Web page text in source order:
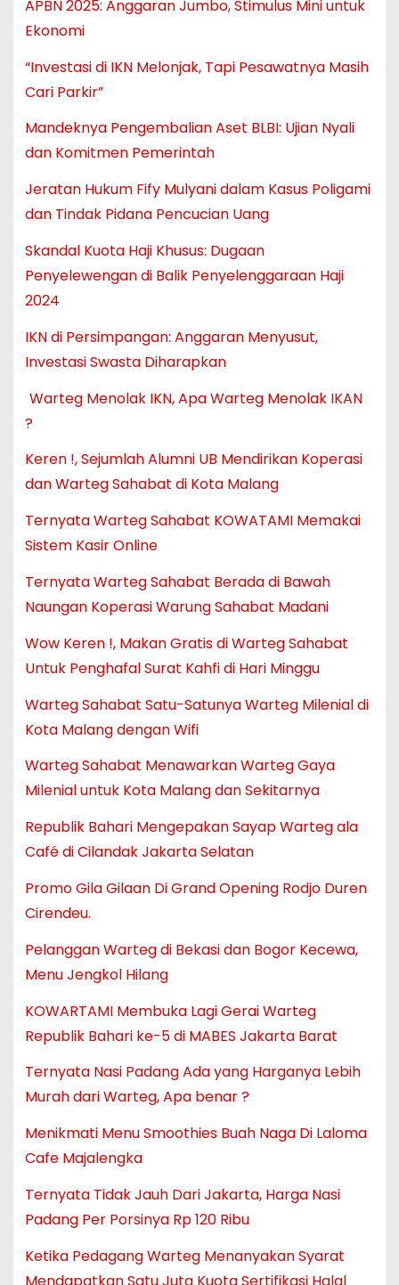
APBN 2025: Anggaran Jumbo, Stimulus Mini untuk
Ekonomi
“Investasi di IKN Melonjak, Tapi Pesawatnya Masih
Cari Parkir”
Mandeknya Pengembalian Aset BLBI: Ujian Nyali
dan Komitmen Pemerintah
Jeratan Hukum Fify Mulyani dalam Kasus Poligami
dan Tindak Pidana Pencucian Uang
Skandal Kuota Haji Khusus: Dugaan
Penyelewengan di Balik Penyelenggaraan Haji
2024
IKN di Persimpangan: Anggaran Menyusut,
Investasi Swasta Diharapkan
Warteg Menolak IKN, Apa Warteg Menolak IKAN
?
Keren !, Sejumlah Alumni UB Mendirikan Koperasi
dan Warteg Sahabat di Kota Malang
Ternyata Warteg Sahabat KOWATAMI Memakai
Sistem Kasir Online
Ternyata Warteg Sahabat Berada di Bawah
Naungan Koperasi Warung Sahabat Madani
Wow Keren !, Makan Gratis di Warteg Sahabat
Untuk Penghafal Surat Kahfi di Hari Minggu
Warteg Sahabat Satu-Satunya Warteg Milenial di
Kota Malang dengan Wifi
Warteg Sahabat Menawarkan Warteg Gaya
Milenial untuk Kota Malang dan Sekitarnya
Republik Bahari Mengepakan Sayap Warteg ala
Café di Cilandak Jakarta Selatan
Promo Gila Gilaan Di Grand Opening Rodjo Duren
Cirendeu.
Pelanggan Warteg di Bekasi dan Bogor Kecewa,
Menu Jengkol Hilang
KOWARTAMI Membuka Lagi Gerai Warteg
Republik Bahari ke-5 di MABES Jakarta Barat
Ternyata Nasi Padang Ada yang Harganya Lebih
Murah dari Warteg, Apa benar ?
Menikmati Menu Smoothies Buah Naga Di Laloma
Cafe Majalengka
Ternyata Tidak Jauh Dari Jakarta, Harga Nasi
Padang Per Porsinya Rp 120 Ribu
Ketika Pedagang Warteg Menanyakan Syarat
Mendapatkan Satu Juta Kuota Sertifikasi Halal